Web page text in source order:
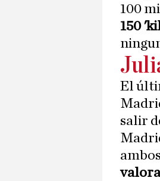
100
150
El
salir